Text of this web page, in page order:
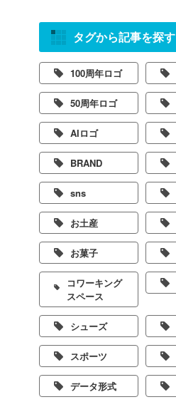
タグから記事を探す
100周年ロゴ
50周年ロゴ
AIロゴ
BRAND
sns
お土産
お菓子
コワーキング
スペース
シューズ
スポーツ
データ形式